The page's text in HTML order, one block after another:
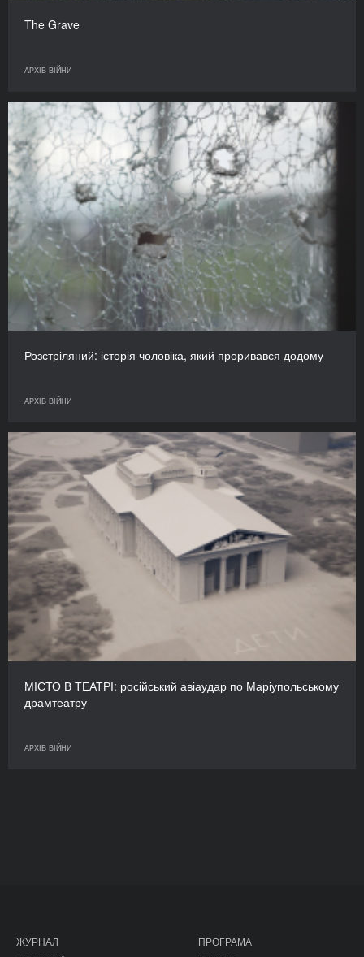
The Grave
АРХІВ ВІЙНИ
Розстріляний: історія чоловіка, який проривався додому
АРХІВ ВІЙНИ
МІСТО В ТЕАТРІ: російський авіаудар по Маріупольському
драмтеатру
АРХІВ ВІЙНИ
ЖУРНАЛ ПРОГРАМА